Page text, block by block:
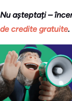
Nu așteptați –
de credite gratuite.